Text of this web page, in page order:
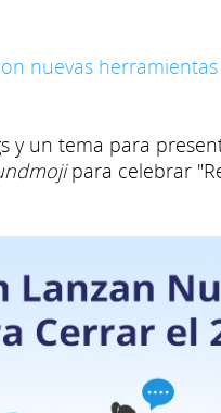
nuevas
y un tema para
para celebrar